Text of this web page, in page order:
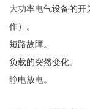
大功率电气设备的开
作）。
短路故障。
负载的突然变化。
静电放电。